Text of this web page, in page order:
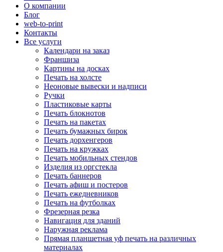
О компании
Блог
web-to-print
Контакты
Все услуги
Календари на заказ
Франшиза
Картины на досках
Печать на холсте
Неоновые вывески и надписи
Ручки
Пластиковые карты
Печать блокнотов
Печать на пакетах
Печать бумажных бирок
Печать дорхенгеров
Печать на кружках
Печать мобильных стендов
Изделия из оргстекла
Печать баннеров
Печать афиш и постеров
Печать ежедневников
Печать на футболках
Фрезерная резка
Навигация для зданий
Наружная реклама
Прямая планшетная уф печать на различных
материалах